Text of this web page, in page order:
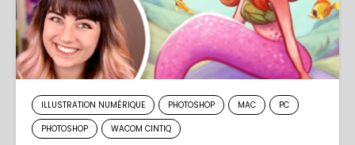
ILLUSTRATION NUMÉRIQUE PHOTOSHOP MAC
PC
PHOTOSHOP
WACOM CINTIQ